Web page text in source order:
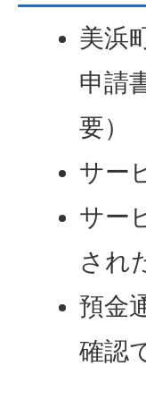
美浜
申請
要）
サー
サー
され
預金
確認